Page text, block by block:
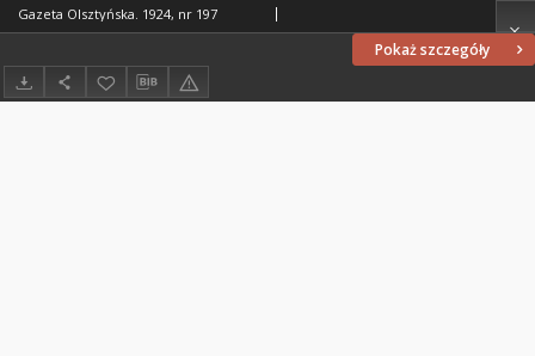
Pokaż szczegóły
Gazeta Olsztyńska. 1924, nr 197